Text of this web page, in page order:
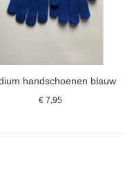
handschoenen blauw
€ 7,95